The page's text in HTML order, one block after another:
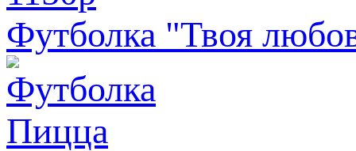
Футболка "Твоя